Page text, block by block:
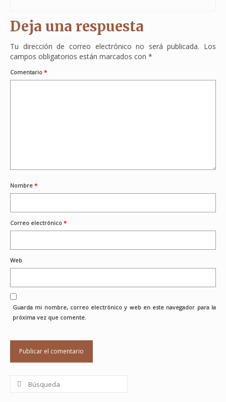
Deja una respuesta
Tu dirección de correo electrónico no será publicada. Los
campos obligatorios están marcados con *
Comentario *
Nombre *
Correo electrónico *
Web
Guarda mi nombre, correo electrónico y web en este navegador para la
próxima vez que comente.
Buscar
por: